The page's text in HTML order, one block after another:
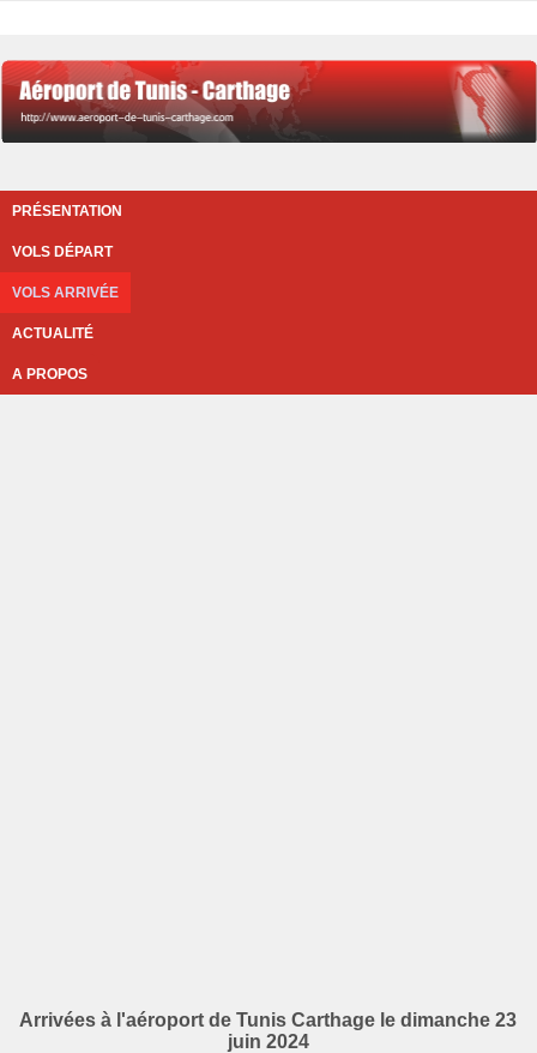
PRÉSENTATION
VOLS DÉPART
VOLS ARRIVÉE
ACTUALITÉ
A PROPOS
Arrivées à l'aéroport de Tunis Carthage le dimanche 23
juin 2024